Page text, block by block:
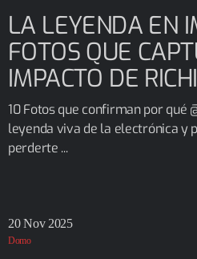
LA LEYENDA EN
FOTOS QUE
IMPACTO DE
10 Fotos que confirman por qué
leyenda viva de la electrónica y
perderte ...
20 Nov 2025
Domo